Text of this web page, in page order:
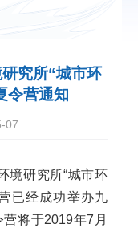
究所“城市环
令营通知
07
研究所“城市环
已经成功举办九
营将于2019年7月